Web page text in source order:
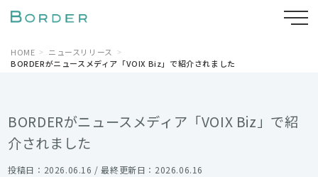
HOME
ニュースリリース
BORDERがニュースメディア「VOIX Biz」で紹介されました
BORDERがニュースメディア「VOIX Biz」で紹
介されました
投稿日：2026.06.16 / 最終更新日：2026.06.16